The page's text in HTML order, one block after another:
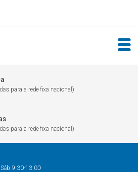
para a rede fixa nacional)
para a rede fixa nacional)
9:30-13.00